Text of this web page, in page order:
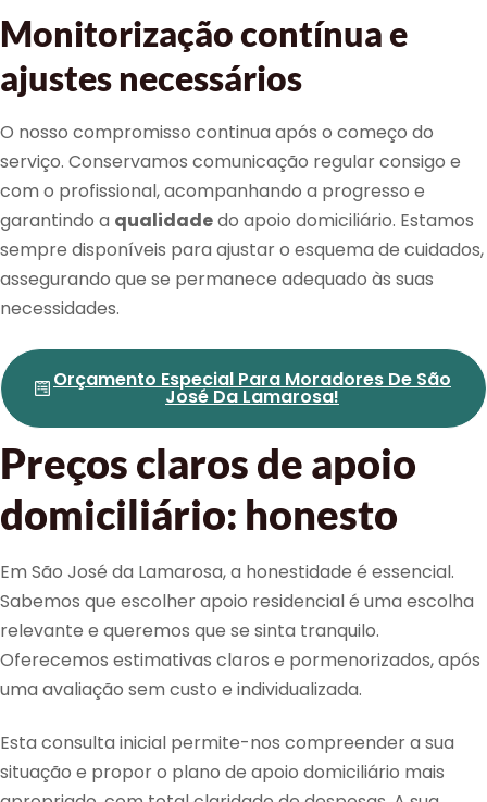
Monitorização contínua e
ajustes necessários
O nosso compromisso continua após o começo do
serviço. Conservamos comunicação regular consigo e
com o profissional, acompanhando a progresso e
garantindo a qualidadedo apoio domiciliário. Estamos
sempre disponíveis para ajustar o esquema de cuidados,
assegurando que se permanece adequado às suas
necessidades.
Orçamento Especial Para Moradores De São
José Da Lamarosa!
Preços claros de apoio
domiciliário: honesto
Em São José da Lamarosa, a honestidade é essencial.
Sabemos que escolher apoio residencial é uma escolha
relevante e queremos que se sinta tranquilo.
Oferecemos estimativas claros e pormenorizados, após
uma avaliação sem custo e individualizada.
Esta consulta inicial permite-nos compreender a sua
situação e propor o plano de apoio domiciliário mais